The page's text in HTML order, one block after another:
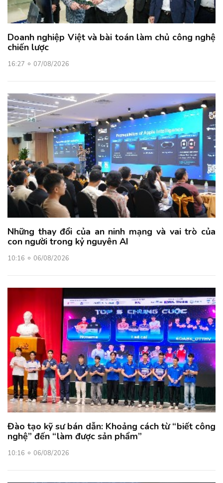
Doanh nghiệp Việt và bài toán làm chủ công nghệ
chiến lược
16:27 07/08/2026
Những thay đổi của an ninh mạng và vai trò của
con người trong kỷ nguyên AI
10:16 06/08/2026
Đào tạo kỹ sư bán dẫn: Khoảng cách từ “biết công
nghệ” đến “làm được sản phẩm”
10:16 06/08/2026